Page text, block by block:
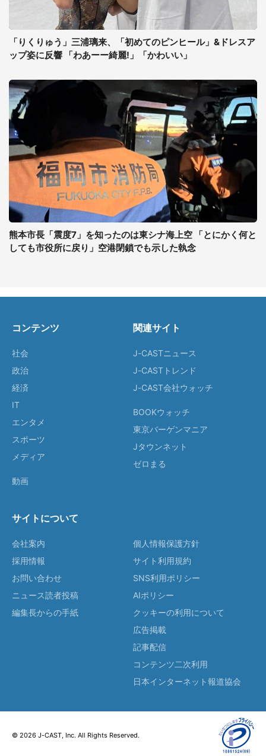
「りくりゅう」三浦璃来、「初めてのピンヒール」&ドレスア
ップ姿に反響 「わあーー綺麗!」「かわいい」
熊本市長「震度7」を知ったのは東シナ海上空 「とにかく何と
しても市役所に戻り」空港閉鎖でも示した執念
コンテンツ
社会
政治
経済
IT
エンタメ
スポーツ
メディア
動画
関連サイト
J-CASTニュース
J-CASTトレンド
J-CAST会社ウォッチ
BOOKウォッチ
東京バーゲンマニア
Jタウンネット
ゼロまる
サイトについて
会社案内
採用情報
お問い合わせ
ニュース読者投稿
編集長からの手紙
個人情報保護方針
サイト利用規約
SNS利用ポリシー
AIポリシー
クッキーの利用について
広告掲載
記事配信
コンテンツ二次利用
日本インターネット報道協会
© 2026 J-CAST, Inc. All Rights Reserved.